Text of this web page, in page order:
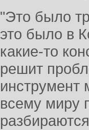
"Это было
это было в
какие-то
решит
всему миру